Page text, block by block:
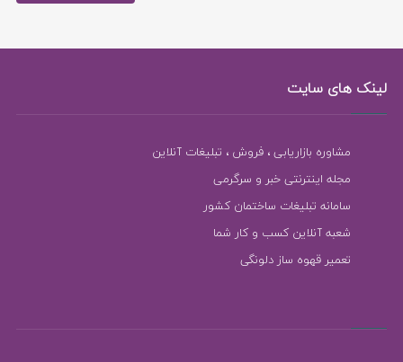
لینک های سایت
مشاوره بازاریابی ، فروش ، تبلیغات آنلاین
مجله اینترنتی خبر و سرگرمی
سامانه تبلیغات ساختمان کشور
شعبه آنلاین کسب و کار شما
تعمیر قهوه ساز دلونگی